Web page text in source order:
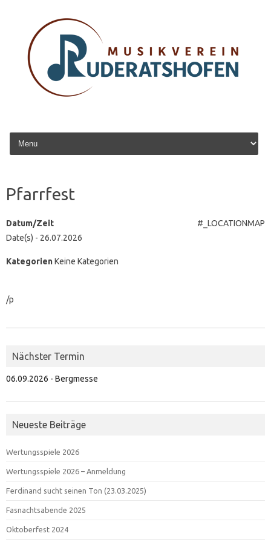
Zum Inhalt springen
Pfarrfest
#_LOCATIONMAP
Datum/Zeit
Date(s) - 26.07.2026
KategorienKeine Kategorien
/p
Nächster Termin
06.09.2026 - Bergmesse
Neueste Beiträge
Wertungsspiele 2026
Wertungsspiele 2026 – Anmeldung
Ferdinand sucht seinen Ton (23.03.2025)
Fasnachtsabende 2025
Oktoberfest 2024